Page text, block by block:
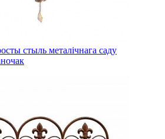
стыль металічнага саду